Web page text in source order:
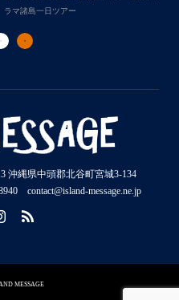
沖縄県中頭郡北谷町宮城3-134
contact@island-message.ne.jp
MESSAGE